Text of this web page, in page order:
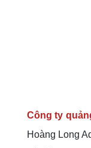
Công ty
Hoàng Long